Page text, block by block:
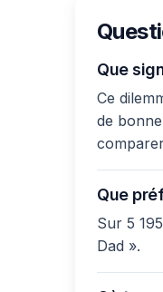
Que
Ce
de
Que
Sur 5
Dad ».